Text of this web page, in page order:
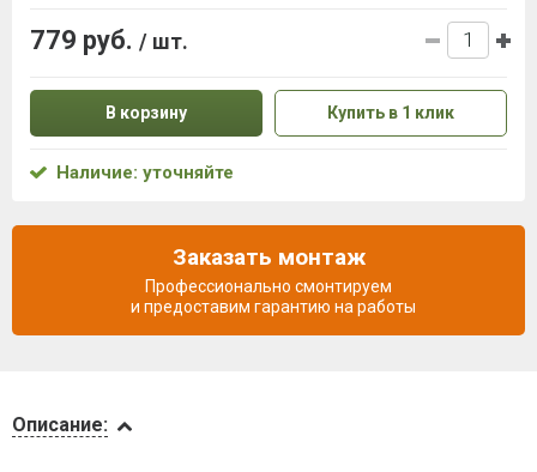
Описание:
779 руб. / шт.
В корзину Купить в 1 клик
Наличие: уточняйте
Заказать монтаж
Профессионально смонтируем
и предоставим гарантию на работы